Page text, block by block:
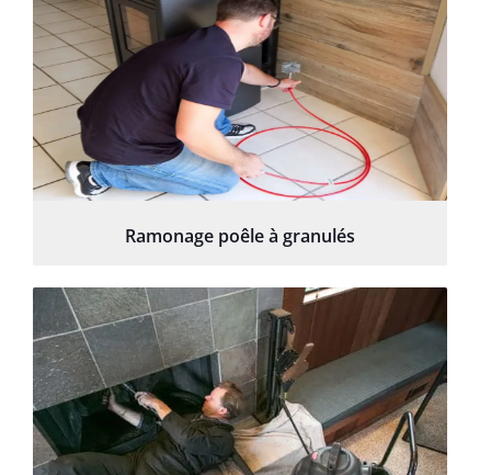
Ramonage poêle à granulés